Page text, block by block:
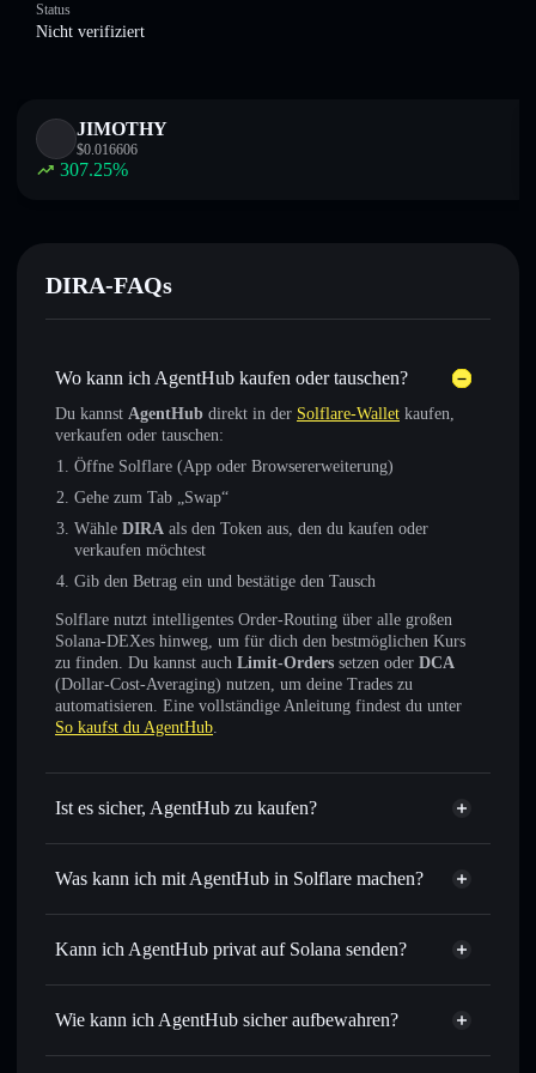
Status
Nicht verifiziert
JIMOTHY
$0.016606
307.25%
DIRA-FAQs
Wo kann ich AgentHub kaufen oder tauschen?
Du kannst AgentHub direkt in der Solflare-Wallet kaufen,
verkaufen oder tauschen:
Öffne Solflare (App oder Browsererweiterung)
Gehe zum Tab „Swap“
Wähle DIRA als den Token aus, den du kaufen oder
verkaufen möchtest
Gib den Betrag ein und bestätige den Tausch
Solflare nutzt intelligentes Order-Routing über alle großen
Solana-DEXes hinweg, um für dich den bestmöglichen Kurs
zu finden. Du kannst auch Limit-Orders setzen oder DCA
(Dollar-Cost-Averaging) nutzen, um deine Trades zu
automatisieren. Eine vollständige Anleitung findest du unter
So kaufst du AgentHub.
Ist es sicher, AgentHub zu kaufen?
AgentHub nicht verifiziert
Was kann ich mit AgentHub in Solflare machen?
AgentHub
Solflare-Wallet
Sofort tauschen– handle DIRA gegen SOL, USDC oder
Routing zum bestmöglichen Kurs
Limit-Orders setzen– automatisiere Trades zu deinem
Kann ich AgentHub privat auf Solana senden?
Privacy
Wie kann ich AgentHub sicher aufbewahren?
AgentHub